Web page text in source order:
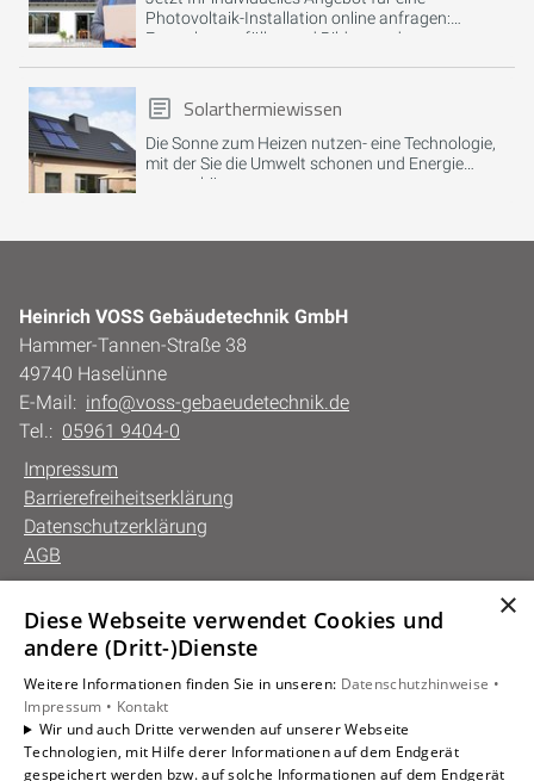
Photovoltaik-Installation online anfragen:
Formular ausfüllen und Bilder senden.
Solarthermiewissen
Die Sonne zum Heizen nutzen- eine Technologie,
mit der Sie die Umwelt schonen und Energie
sparen können.
Heinrich VOSS Gebäudetechnik GmbH
Hammer-Tannen-Straße 38
49740 Haselünne
E-Mail: info@voss-gebaeudetechnik.de
Tel.: 05961 9404-0
Impressum
Barrierefreiheitserklärung
Datenschutzerklärung
AGB
Unsere Bereiche
Gewerbekunden
Karriere
Unternehmen
×
Diese Webseite verwendet Cookies und
andere (Dritt-)Dienste
Weitere Informationen finden Sie in unseren: Datenschutzhinweise •
Impressum • Kontakt
Wir und auch Dritte verwenden auf unserer Webseite
Technologien, mit Hilfe derer Informationen auf dem Endgerät
gespeichert werden bzw. auf solche Informationen auf dem Endgerät